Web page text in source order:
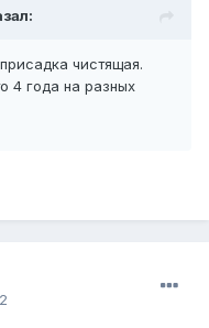
чистящая.
4 года на разных